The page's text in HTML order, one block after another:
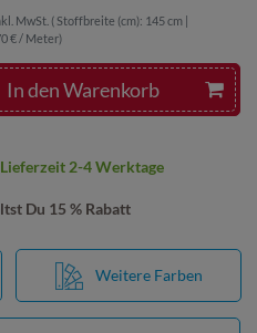
MwSt. ( Stoffbreite (cm): 145 cm |
€ / Meter)
Du 15 % Rabatt
In den Warenkorb
2-4 Werktage
Weitere Farben